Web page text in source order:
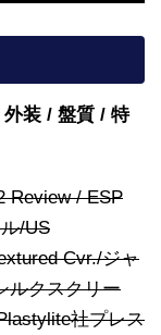
装 / 盤質 / 特
Review / ESP
/US
Cvr./ジャ
ルクスクリー
社プレス